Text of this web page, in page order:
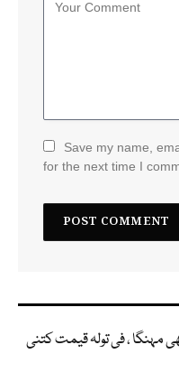
Save my name,
for the next time I
مہنگا ، فی تولہ قیمت کتنی